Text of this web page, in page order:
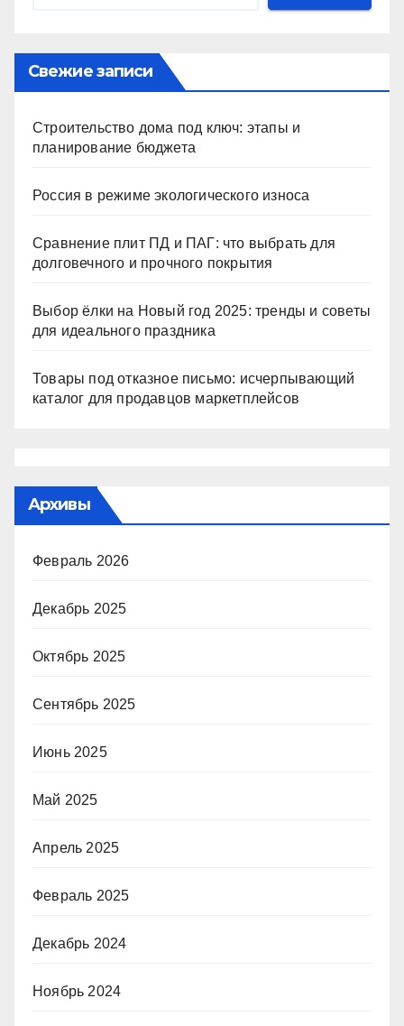
Свежие записи
Строительство дома под ключ: этапы и
планирование бюджета
Россия в режиме экологического износа
Сравнение плит ПД и ПАГ: что выбрать для
долговечного и прочного покрытия
Выбор ёлки на Новый год 2025: тренды и советы
для идеального праздника
Товары под отказное письмо: исчерпывающий
каталог для продавцов маркетплейсов
Архивы
Февраль 2026
Декабрь 2025
Октябрь 2025
Сентябрь 2025
Июнь 2025
Май 2025
Апрель 2025
Февраль 2025
Декабрь 2024
Ноябрь 2024